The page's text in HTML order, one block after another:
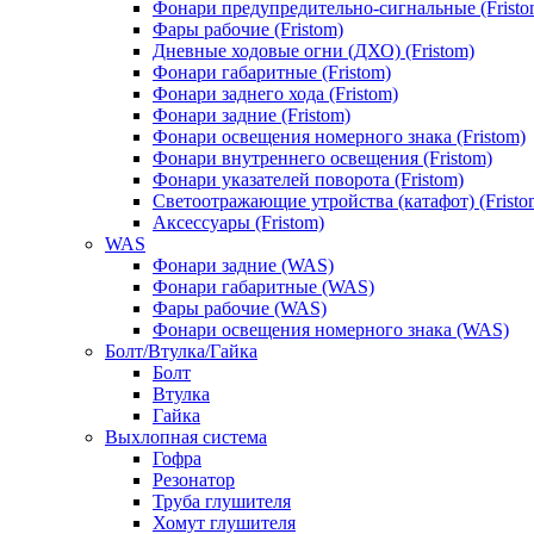
Фонари предупредительно-сигнальные
Фары рабочие (Fristom)
Дневные ходовые огни (ДХО) (Fristom)
Фонари габаритные (Fristom)
Фонари заднего хода (Fristom)
Фонари задние (Fristom)
Фонари освещения номерного знака (Fristom)
Фонари внутреннего освещения (Fristom)
Фонари указателей поворота (Fristom)
Светоотражающие утройства (катафот)
Аксессуары (Fristom)
WAS
Фонари задние (WAS)
Фонари габаритные (WAS)
Фары рабочие (WAS)
Фонари освещения номерного знака (WAS)
Болт/Втулка/Гайка
Болт
Втулка
Гайка
Выхлопная система
Гофра
Резонатор
Труба глушителя
Хомут глушителя